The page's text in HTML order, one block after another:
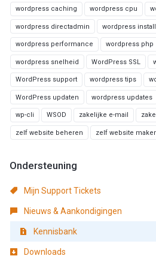
wordpress caching wordpress cpu
wordpress directadmin wordpress
wordpress performance wordpress php
wordpress snelheid WordPress SSL
WordPress support wordpress tips
WordPress updaten wordpress updates
wp-cli WSOD zakelijke e-mail
zelf website beheren zelf website
Ondersteuning
Mijn Support Tickets
Nieuws & Aankondigingen
Kennisbank
Downloads